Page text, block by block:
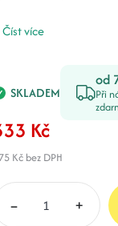
Číst více
SKLADEM
od
Při
Kč
Kčbez DPH
– +